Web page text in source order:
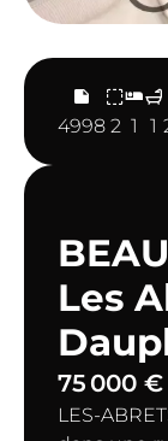
4998 2 1 1
Les
75 000 €
LES-